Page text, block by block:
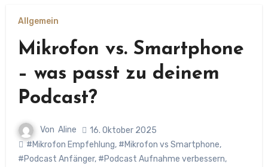
Allgemein
Mikrofon vs. Smartphone
– was passt zu deinem
Podcast?
Von Aline
16. Oktober 2025
#Mikrofon Empfehlung, #Mikrofon vs Smartphone,
#Podcast Anfänger, #Podcast Aufnahme verbessern,